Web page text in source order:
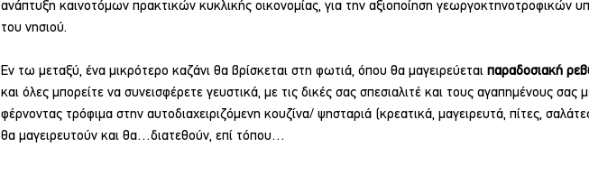
ανάπτυξη καινοτόμων πρακτικών κυκλικής οικονομίας, για την αξιοποίηση γεωργοκτηνοτροφικών
του νησιού.
Εν τω μεταξύ, ένα μικρότερο καζάνι θα βρίσκεται στη φωτιά, όπου θα μαγειρεύεται παραδοσιακή
και όλες μπορείτε να συνεισφέρετε γευστικά, με τις δικές σας σπεσιαλιτέ και τους αγαπημένους σας
φέρνοντας τρόφιμα στην αυτοδιαχειριζόμενη κουζίνα/ ψησταριά (κρεατικά, μαγειρευτά, πίτες,
θα μαγειρευτούν και θα…διατεθούν, επί τόπου…